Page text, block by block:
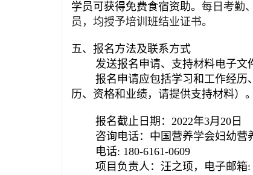
学员可获得免费食宿资助。 每日考勤
员，均授予培训班结业证书。
五、报名方法及联系方式
发送报名申请、支持材料电子文
报名申请应包括学习和工作经
历、资格和业绩，请提供支持材料）。
报名截止日期：2022年3月20日
咨询电话：中国营养学会妇幼营
电话: 180-6161-0609
项目负责人：汪之顼，电子邮箱: